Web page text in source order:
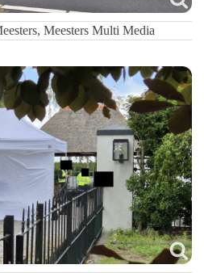
Meesters Multi Media